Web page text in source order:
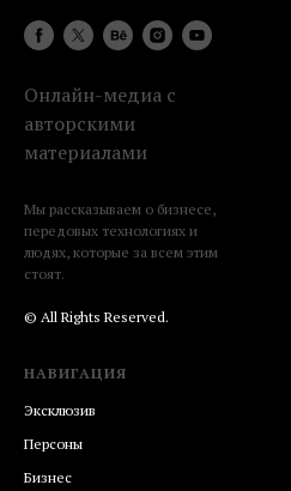
Онлайн-медиа c
авторскими
материалами
Мы рассказываем о бизнесе,
передовых технологиях и
людях, которые за всем этим
стоят.
© All Rights Reserved.
НАВИГАЦИЯ
Эксклюзив
Персоны
Бизнес